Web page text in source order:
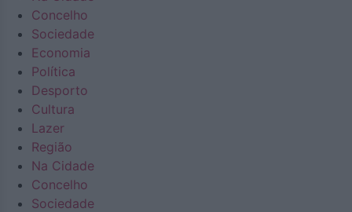
Concelho
Sociedade
Economia
Política
Desporto
Cultura
Lazer
Região
Na Cidade
Concelho
Sociedade